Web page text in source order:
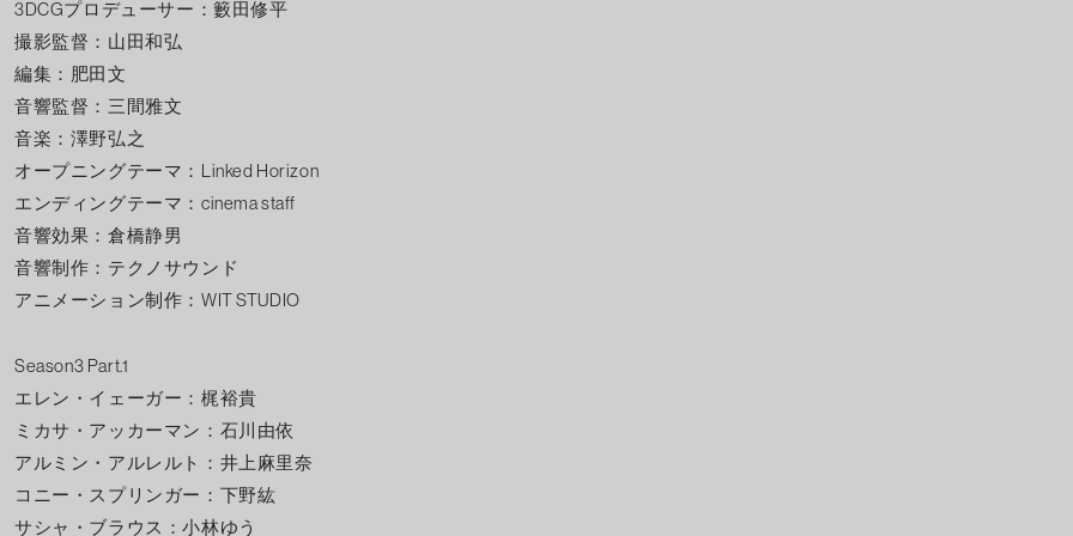
3DCGプロデューサー：籔田修平
撮影監督：山田和弘
編集：肥田文
音響監督：三間雅文
音楽：澤野弘之
オープニングテーマ：Linked Horizon
エンディングテーマ：cinema staff
音響効果：倉橋静男
音響制作：テクノサウンド
アニメーション制作：WIT STUDIO
Season3 Part.1
エレン・イェーガー：梶裕貴
ミカサ・アッカーマン：石川由依
アルミン・アルレルト：井上麻里奈
コニー・スプリンガー：下野紘
サシャ・ブラウス：小林ゆう